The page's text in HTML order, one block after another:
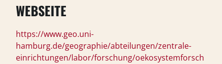
WEBSEITE
https://www.geo.uni-
hamburg.de/geographie/abteilungen/zentrale-
einrichtungen/labor/forschung/oekosystemforsch